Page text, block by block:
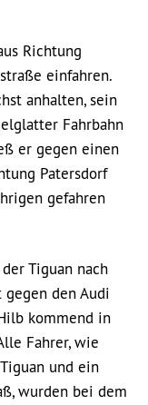
Richtung
einfahren.
anhalten, sein
Fahrbahn
er gegen einen
Patersdorf
gefahren
Tiguan nach
den Audi
kommend in
Fahrer, wie
und ein
wurden bei dem